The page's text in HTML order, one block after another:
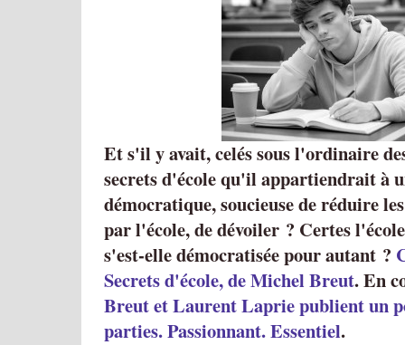
Et s'il y avait, celés sous l'ordinaire
secrets d'école qu'il appartiendrait à
démocratique, soucieuse de réduire
par l'école, de dévoiler ? Certes
s'est-elle démocratisée pour autant ?
Secrets d'école, de Michel Breut. En
Breut et Laurent Laprie publient un
parties. Passionnant. Essentiel.